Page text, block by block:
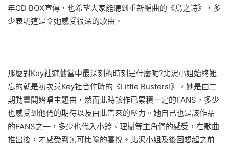
年CD BOX宣傳，也希望大家能聽到重新編曲的《鳥之詩》，多
少表明這是令她感受很深的歌曲。
那麼對Key社遊戲當中最深刻的時刻是什麼呢?北沢小姐始終難
忘的就是初次與Key社合作時的《Little Busters!》，她是由二
期動畫開始唱主題曲，然而此時該作已累積一定的FANS，多少
也感受到他們的期待以及由此帶來的壓力。她自己也是該作品
的FANS之一，多少也代入小鈴、理樹等主角們的感受，在歌曲
推出後，才感受到無可比喻的喜悅。北沢小姐及後回想起之前